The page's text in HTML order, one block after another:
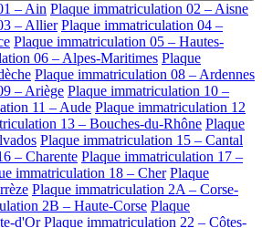
– Ain Plaque immatriculation 02 – Aisne
– Allier Plaque immatriculation 04 –
Plaque immatriculation 05 – Hautes-
06 – Alpes-Maritimes Plaque
Plaque immatriculation 08 – Ardennes
– Ariège Plaque immatriculation 10 –
11 – Aude Plaque immatriculation 12
13 – Bouches-du-Rhône Plaque
Plaque immatriculation 15 – Cantal
– Charente Plaque immatriculation 17 –
immatriculation 18 – Cher Plaque
Plaque immatriculation 2A – Corse-
2B – Haute-Corse Plaque
d'Or Plaque immatriculation 22 – Côtes-